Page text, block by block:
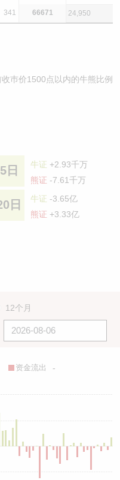
341 66671 24,950
收巿价1500点以内的牛熊比例
5日 牛证 +2.93千万
熊证 -7.61千万
日 牛证 -3.65亿
熊证 +3.33亿
12个月
资金流出 -